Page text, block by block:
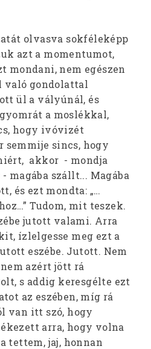
olvasva sokféleképp
azt a momentumot,
mondani, nem egészen
való gondolattal
ül a vályúnál, és
a moslékkal,
hogy ivóvizét
semmije sincs, hogy
akkor - mondja
magába szállt... Magába
és ezt mondta: „…
Tudom, mit teszek.
jutott valami. Arra
ízlelgesse meg ezt a
eszébe. Jutott. Nem
azért jött rá
s addig keresgélte ezt
az eszében, míg rá
van itt szó, hogy
arra, hogy volna
tettem, jaj, honnan